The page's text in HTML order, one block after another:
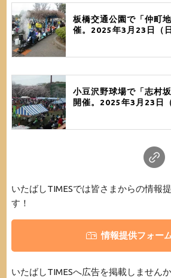
板橋交通公園で「仲町
催。2025年3月23日（日
小豆沢野球場で「志村
開催。2025年3月23日（
いたばしTIMESでは皆さまからの情報
す！
情報提供フォー
いたばしTIMESへ広告を掲載しません